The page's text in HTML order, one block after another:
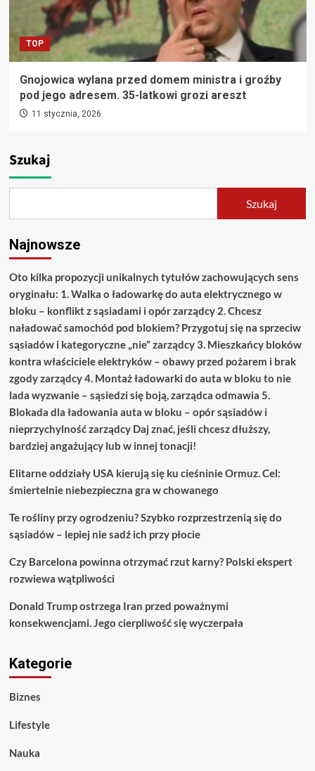
TOP
Gnojowica wylana przed domem ministra i groźby
pod jego adresem. 35-latkowi grozi areszt
11 stycznia, 2026
Szukaj
Szukaj
Najnowsze
Oto kilka propozycji unikalnych tytułów zachowujących sens
oryginału: 1. Walka o ładowarkę do auta elektrycznego w
bloku – konflikt z sąsiadami i opór zarządcy 2. Chcesz
naładować samochód pod blokiem? Przygotuj się na sprzeciw
sąsiadów i kategoryczne „nie” zarządcy 3. Mieszkańcy bloków
kontra właściciele elektryków – obawy przed pożarem i brak
zgody zarządcy 4. Montaż ładowarki do auta w bloku to nie
lada wyzwanie – sąsiedzi się boją, zarządca odmawia 5.
Blokada dla ładowania auta w bloku – opór sąsiadów i
nieprzychylność zarządcy Daj znać, jeśli chcesz dłuższy,
bardziej angażujący lub w innej tonacji!
Elitarne oddziały USA kierują się ku cieśninie Ormuz. Cel:
śmiertelnie niebezpieczna gra w chowanego
Te rośliny przy ogrodzeniu? Szybko rozprzestrzenią się do
sąsiadów – lepiej nie sadź ich przy płocie
Czy Barcelona powinna otrzymać rzut karny? Polski ekspert
rozwiewa wątpliwości
Donald Trump ostrzega Iran przed poważnymi
konsekwencjami. Jego cierpliwość się wyczerpała
Kategorie
Biznes
Lifestyle
Nauka